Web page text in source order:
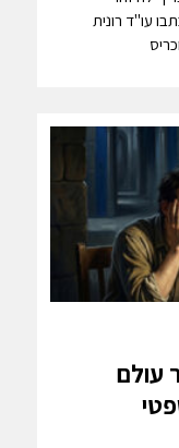
עו"ד רונית
עולם